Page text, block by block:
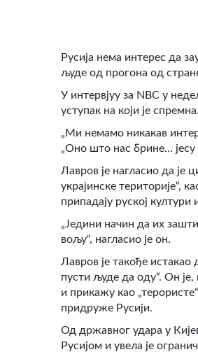
Русија нема интерес да
људе од прогона од
У интервјуу за NBC у
уступак на који је спремна.
„Ми немамо никакав
„Оно што нас брине…
Лавров је нагласио да је
украјинске територије“,
припадају руској култури
„Једини начин да их
вољу“, нагласио је он.
Лавров је такође истакао
пусти људе да оду“. Он је,
и прикажу као
придруже Русији.
Од државног удара у
Русијом и увела је